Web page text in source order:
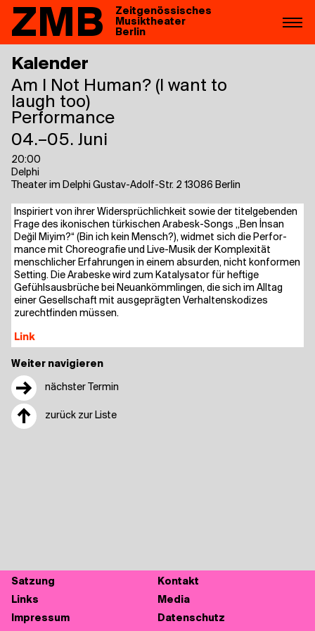
ZMB
Zeitgenössisches
Musiktheater
Berlin
Weiter navigieren
→ nächster Termin
↑ zurück zur Liste
Kalender
Am I Not Human? (I want to
laugh too)
Performance
04.–05. Juni
20:00
Delphi
Theater im Delphi Gustav-Adolf-Str. 2 13086 Berlin
Inspi­riert von ihrer Wider­sprüch­lich­keit sowie der titel­ge­ben­den
Fra­ge des iko­ni­schen tür­ki­schen Ara­besk-Songs „Ben İns­an
Değil Miy­im?“ (Bin ich kein Mensch?), wid­met sich die Per­for­
mance mit Cho­reo­gra­fie und Live-Musik der Kom­ple­xi­tät
mensch­li­cher Erfah­run­gen in einem absur­den, nicht kon­for­men
Set­ting. Die Ara­bes­ke wird zum Kata­ly­sa­tor für hef­ti­ge
Gefühls­aus­brü­che bei Neu­an­kömm­lin­gen, die sich im All­tag
einer Gesell­schaft mit aus­ge­präg­ten Ver­hal­tens­ko­di­zes
zurecht­fin­den müssen.
Link
Sat­zung
Kon­takt
Links
Media
Impres­sum
Daten­schutz